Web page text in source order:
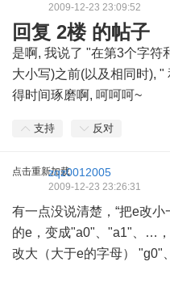
2009-12-23 23:09:52
回复 2楼 的帖子
是啊, 我说了 "在第3个字符
大小写)之前(以及相同时),
得时间琢磨啊, 呵呵呵~
支持 反对
点击重新加载zqz0012005
2009-12-23 23:26:31
有一点没说清楚，“把e改
的e，变成"a0"、"a1"、…，
改大（大于e的字母） "g0"